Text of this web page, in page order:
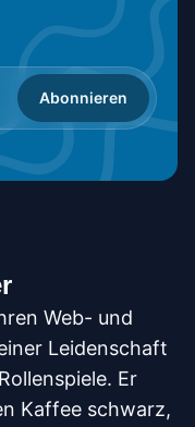
Abonnieren
Web- und
Leidenschaft
Er
Kaffee schwarz,